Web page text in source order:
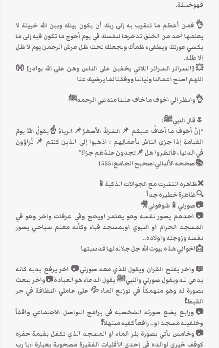
فهوخبيئة.
👌فمن أعظم ما تتقرب به إلى ربك أن يكون بينك وبين الله خبيئة لا
يعلمها أحد من الخلق تدخرها لنفسك في يوم أحوج ما تكون فيه إلى ما
يكسي عورتك ويطفىء ظمأك ويجعلك تحت ظل عرش الرحمن يوم لا ظل
إلا ظله.
💥[السرائر السرائر اللاتي يخفين على الناس وهن على الله بوادر] 👐
اللهم اصلح اعمالنا ونياتنا ووفقنا لما يرضيك عنا
👌وانظر إلي اخوف ما خاف علينا منه نبي الرحمهﷺ
🌷قال النبيﷺ:
“إنَّ أخوفَ ما أخافُ عليكم 📌الشركُ الأصغرُ📌الرياءُ ☝يقولُ اللهُ يومَ
القيامةِ إذا جزى الناسُ بأعمالِهم : اذهبوا إلى الذين كنتم 📌تُراؤون
في الدنيا ، فانظروا هل 📌تجدون عندَهم جزاءٌ”
📚صححه الألباني:صحيح الجامع:1555
❌ظاهره انتشرت مع الجوالات الذكية📱
🔍ظاهرة خطيره جداً
📷صورني📱شوفوني🎥
📷احدهم يصور نفسه وهو يعتمر اويحج وفي عرفات واخر وهو في
المسجد الحرام او النبوي اوبمسجد قباء وكأنه معلم سياحي يصور
نفسه وزوجته واولاده..
📩اخواني هذه بيوت الله جل جلاله لها قدسيتها
📖واخر يفتح القران ويقول للذي معه صورني📷 اخر يرفع يديه كانه
يدعي لله ويقول صورني والنبيﷺ يقول الدعاء هو العبادة📷واخر يبعث
بصورة له وهو منهمكاً في توزيع الماء💦 على عاملي النظافة في حر
القيظ❗
📷ورابع يضع صورته الشخصيه في برامج التواصل الاجتماعي واقفاً
وخلفيته مسجد او.. رافعاً كفيه مبتهلاً❗
📷وخامس يأتي بصورة بئر الماء او المسجد الذي تكفل بقيمة حفره
كوقف خيري لوالده في إحدى الأقليات الفقيرة مصحوبة بعبارة «يا رب